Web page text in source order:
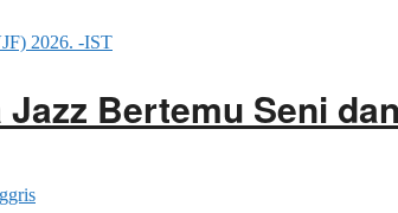
Bertemu Seni